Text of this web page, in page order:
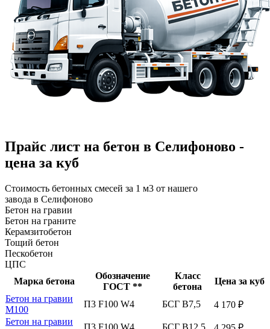
Прайс лист на бетон в Селифоново -
цена за куб
Стоимость бетонных смесей за 1 м3 от нашего
завода в Селифоново
Бетон на гравии
Бетон на граните
Керамзитобетон
Тощий бетон
Пескобетон
ЦПС
Марка бетона
Обозначение
ГОСТ **
Класс
бетона
Цена за куб
Бетон на гравии
М100
П3 F100 W4 БСГ В7,5
4 170 ₽
Бетон на гравии